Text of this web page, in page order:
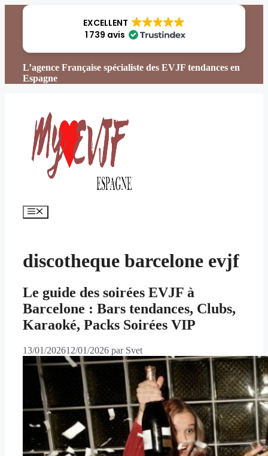
Aller
EXCELLENT
1 739 avis
L’agence Française spécialiste des EVJF tendances en
Espagne
Menu
discotheque barcelone evjf
Le guide des soirées EVJF à
Barcelone : Bars tendances, Clubs,
Karaoké, Packs Soirées VIP
13/01/202612/01/2026 par Svet